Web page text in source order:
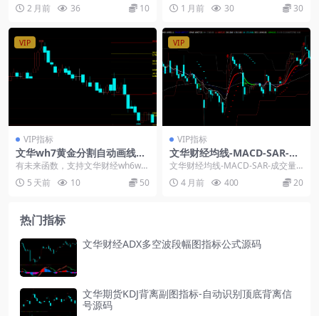
一套文华财经轨...
2 月前 36 10
目了然,共振信号...
1 月前 30 30
VIP
VIP指标
文华wh7黄金分割自动画线主
图指标源码
有未来函数，支持文华财经wh6wh
7电脑端，下载附件xtrd的指标文
件，导入即可...
5 天前 10 50
VIP
VIP指标
文华财经均线-MACD-SAR-成
交量波段指标-多空平仓信号
文华财经均线-MACD-SAR-成交量
波段指标-多空平仓信号 本指标整合
多周期均...
4 月前 400 20
热门指标
文华财经ADX多空波段幅图指标公式源码
文华期货KDJ背离副图指标-自动识别顶底背离信
号源码